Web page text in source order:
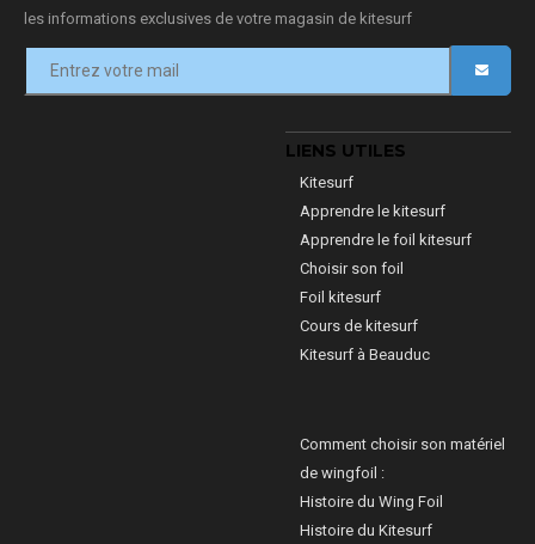
les informations exclusives de votre magasin de kitesurf
LIENS UTILES
Kitesurf
Apprendre le kitesurf
Apprendre le foil kitesurf
Choisir son foil
Foil kitesurf
Cours de kitesurf
Kitesurf à Beauduc
Comment choisir son matériel
de wingfoil :
Histoire du Wing Foil
Histoire du Kitesurf